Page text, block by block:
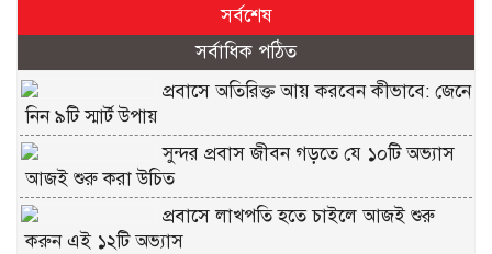
সর্বশেষ
সর্বাধিক পঠিত
প্রবাসে অতিরিক্ত আয় করবেন কীভাবে: জেনে
নিন ৯টি স্মার্ট উপায়
সুন্দর প্রবাস জীবন গড়তে যে ১০টি অভ্যাস
আজই শুরু করা উচিত
প্রবাসে লাখপতি হতে চাইলে আজই শুরু
করুন এই ১২টি অভ্যাস